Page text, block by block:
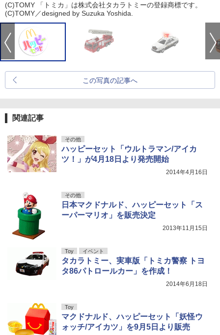
(C)TOMY 「トミカ」は株式会社タカラトミーの登録商標です。
(C)TOMY／designed by Suzuka Yoshida.
この写真の記事へ
関連記事
その他
ハッピーセット「ウルトラマン/アイカ
ツ！」が4月18日より発売開始
2014年4月16日
その他
日本マクドナルド、ハッピーセット「ス
ーパーマリオ」を販売決定
2013年11月15日
Toy イベント
タカラトミー、実車版「トミカ警察 トヨ
タ86パトロールカー」を作成！
2014年6月18日
Toy
マクドナルド、ハッピーセット「妖怪ウ
ォッチ/アイカツ」を9月5日より販売